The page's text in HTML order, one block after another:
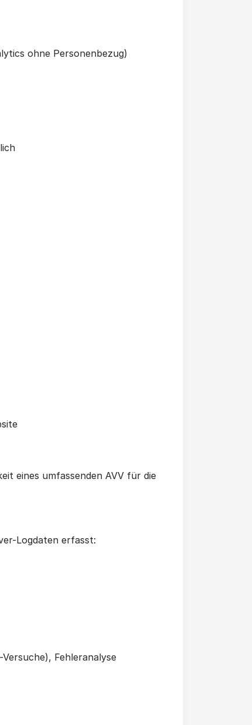
ohne Personenbezug)
eines umfassenden AVV für die
Logdaten erfasst:
Fehleranalyse